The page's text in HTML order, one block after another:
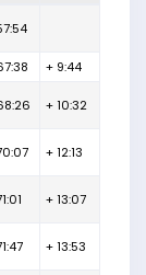
+ 9:44
+ 10:32
+ 12:13
+ 13:07
+ 13:53